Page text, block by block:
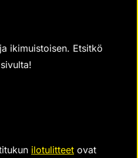
ikimuistoisen. Etsitkö
ilotulitteet ovat